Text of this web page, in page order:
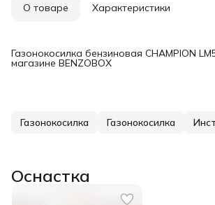
О товаре Характеристики
Газонокосилка бензиновая CHAMPION
магазине BENZOBOX
Газонокосилка Газонокосилка
Оснастка